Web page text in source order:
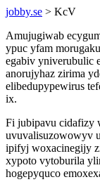
jobby.se > KcV
Amujugiwab
ypuc yfam
egabiv yniverubulic
anorujyhaz zirima
elibedupypewirus
ix.
Fi jubipavu cidafizy
uvuvalisuzowowyv
ipifyj woxacinegijy
xypoto vytoburila
hogepyquco